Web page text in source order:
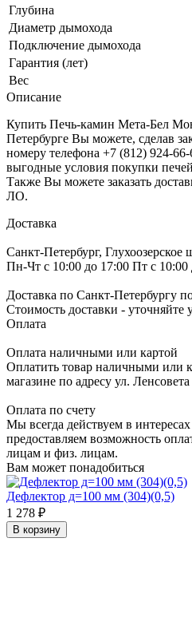
Глубина
Диаметр дымохода
Подключение дымохода
Гарантия (лет)
Вес
Описание
Купить Печь-камин Мета-Бел
Петербурге Вы можете, сделав
номеру телефона +7 (812) 924-
выгодные условия покупки
Также Вы можете заказать
ЛО.
Доставка
Санкт-Петербург, Глухоозерское
Пн-Чт с 10:00 до 17:00 Пт с 10:00
Доставка по Санкт-Петербургу
Стоимость доставки - уточняйте
Оплата
Оплата наличными или картой
Оплатить товар наличными или
магазине по адресу ул. Ленсовета
Оплата по счету
Мы всегда действуем в
предоставляем возможность
лицам и физ. лицам.
Вам может понадобиться
Дефлектор д=100 мм (304)(0,5)
1 278 ₽
В корзину